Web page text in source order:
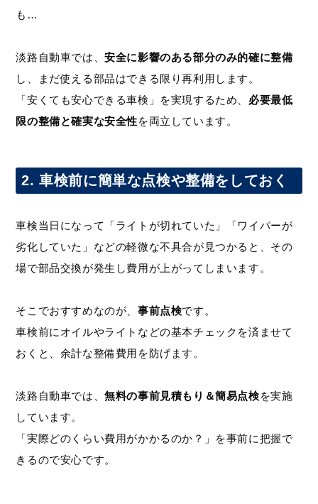
も…
淡路自動車では、安全に影響のある部分のみ的確に整備
し、まだ使える部品はできる限り再利用します。
「安くても安心できる車検」を実現するため、 必要最低
限の整備と確実な安全性を両立しています。
2. 車検前に簡単な点検や整備をしておく
車検当日になって「ライトが切れていた」「ワイパーが
劣化していた」などの軽微な不具合が見つかると、その
場で部品交換が発生し費用が上がってしまいます。
そこでおすすめなのが、事前点検です。
車検前にオイルやライトなどの基本チェックを済ませて
おくと、余計な整備費用を防げます。
淡路自動車では、無料の事前見積もり＆簡易点検を実施
しています。
「実際どのくらい費用がかかるのか？」を事前に把握で
きるので安心です。